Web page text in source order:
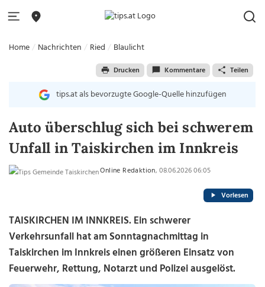
Home Nachrichten Ried Blaulicht
Drucken Kommentare Teilen
tips.at als bevorzugte Google-Quelle hinzufügen
Auto überschlug sich bei schwerem
Unfall in Taiskirchen im Innkreis
Online Redaktion, 08.06.2026 06:05
Vorlesen
TAISKIRCHEN IM INNKREIS. Ein schwerer
Verkehrsunfall hat am Sonntagnachmittag in
Taiskirchen im Innkreis einen größeren Einsatz von
Feuerwehr, Rettung, Notarzt und Polizei ausgelöst.